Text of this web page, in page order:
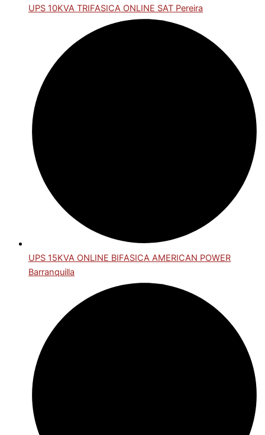
UPS 10KVA TRIFASICA ONLINE SAT Pereira
UPS 15KVA ONLINE BIFASICA AMERICAN POWER
Barranquilla